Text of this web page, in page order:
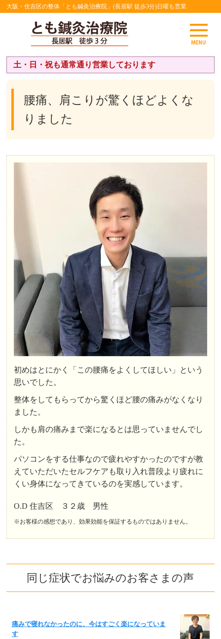
大阪・住吉区の整体「とも鍼灸治療院」(長居駅 徒歩3分)日曜も営業
土・日・祝も通常通り営業しております
腰痛、肩こりが驚くほどよくな
りました
初めはとにかく「この腰痛をよくしてほしい」という
思いでした。
整体をしてもらってから驚くほど腰の痛みがなくなり
ました。
しかも肩の痛みまで楽になるとは思っていませんでし
た。
パソコンをする仕事なので疲れやすかったのですが教
えていただいたセルフケアも取り入れ普段より疲れに
くい身体になってきているのを実感しています。
O.D 住吉区 ３２歳 男性
※お客様の感想であり、効果効能を保証するものではありません。
同じ症状でお悩みのお客さまの声
痛みで寝れなかったのに、今はすごく楽になっていま
す